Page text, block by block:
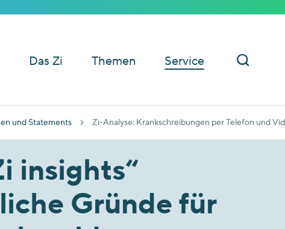
Das Zi Themen Service
und Statements Zi-Analyse: Krankschreibungen per Telefon und
insights“
Gründe für